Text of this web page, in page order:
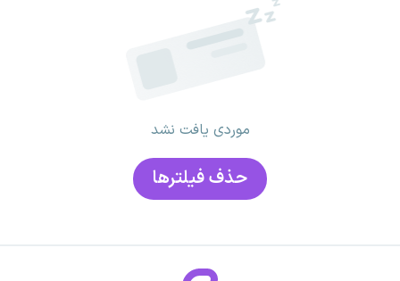
موردی یافت نشد
حذف فیلتر‌ها